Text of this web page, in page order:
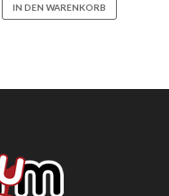
IN DEN WARENKORB